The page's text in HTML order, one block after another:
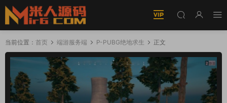
当前位置： 首页 端游服务端 P-PUBG绝地求生 正文